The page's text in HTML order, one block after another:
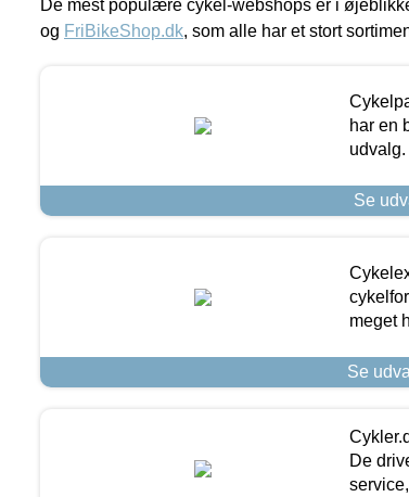
De mest populære cykel-webshops er i
og FriBikeShop.dk, som alle har et stort
har en
udvalg.
Se
meget
Se
De